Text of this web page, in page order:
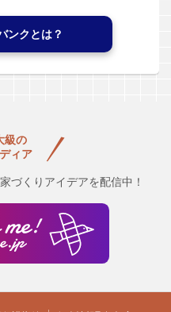
ンクとは？
級の
ィア
づくりアイデアを配信中！